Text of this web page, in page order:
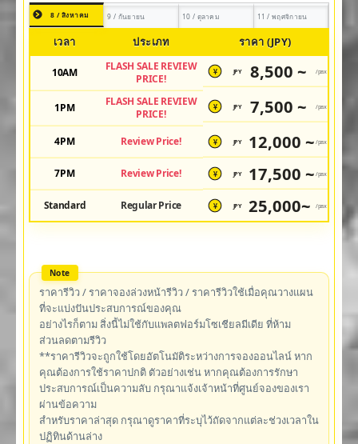
8 / สิงหาคม 9 / กันยายน 10 / ตุลาคม 11 / พฤศจิกายน
เวลา ประเภท ราคา (JPY)
10AM
FLASH SALE REVIEW
PRICE!
¥ JPY 8,500 ~ /pax
1PM
FLASH SALE REVIEW
PRICE!
¥ JPY 7,500 ~ /pax
4PM Review Price! ¥ JPY 12,000 ~ /pax
7PM Review Price! ¥ JPY 17,500 ~ /pax
Standard Regular Price ¥ JPY 25,000~ /pax
ราคารีวิว / ราคาจองล่วงหน้ารีวิว / ราคารีวิวใช้เมื่อคุณวางแผน
ที่จะแบ่งปันประสบการณ์ของคุณ
อย่างไรก็ตาม สิ่งนี้ไม่ใช้กับแพลตฟอร์มโซเชียลมีเดีย ที่ห้าม
ส่วนลดตามรีวิว
**ราคารีวิวจะถูกใช้โดยอัตโนมัติระหว่างการจองออนไลน์ หาก
คุณต้องการใช้ราคาปกติ ตัวอย่างเช่น หากคุณต้องการรักษา
ประสบการณ์เป็นความลับ กรุณาแจ้งเจ้าหน้าที่ศูนย์จองของเรา
ผ่านข้อความ
สำหรับราคาล่าสุด กรุณาดูราคาที่ระบุไว้ถัดจากแต่ละช่วงเวลาใน
ปฏิทินด้านล่าง